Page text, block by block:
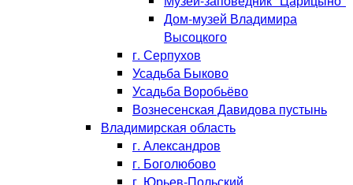
Дом-музей Владимира
Высоцкого
г. Серпухов
Усадьба Быково
Усадьба Воробьёво
Вознесенская Давидова пустынь
Владимирская область
г. Александров
г. Боголюбово